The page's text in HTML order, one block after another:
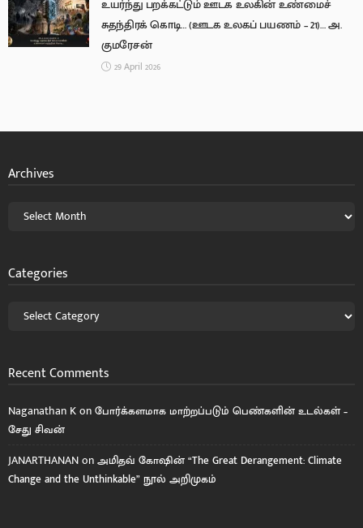
உயர்ந்து பறக்கட்டும் ஊடக உலகின் உண்மைச்
சுதந்திரக் கொடி… (ஊடக உலகப் பயணம் – 21)… அ.
குமரேசன்
29 April 2026
Archives
Categories
Recent Comments
Naganathan Konபோர்க்களமாக மாற்றப்படும் பெண்களின் உடல்கள் –
சேது சிவன்
JANARTHANANonஅமிதவ் கோஷின் “The Great Derangement: Climate
Change and the Unthinkable” நூல் அறிமுகம்